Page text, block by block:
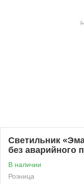
Светильник
без аварийного
В наличии
Розница